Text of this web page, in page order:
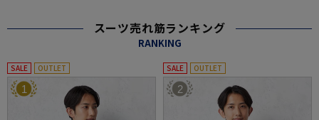
スーツ売れ筋ランキング
RANKING
SALE OUTLET
1
SALE OUTLET
2